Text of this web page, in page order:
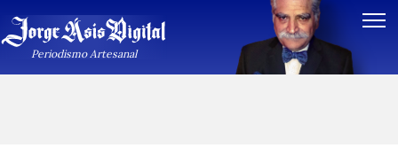
Periodismo Artesanal